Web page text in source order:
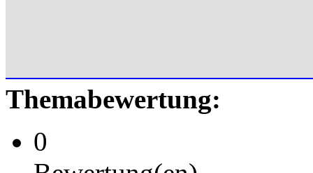
Themabewertung:
0